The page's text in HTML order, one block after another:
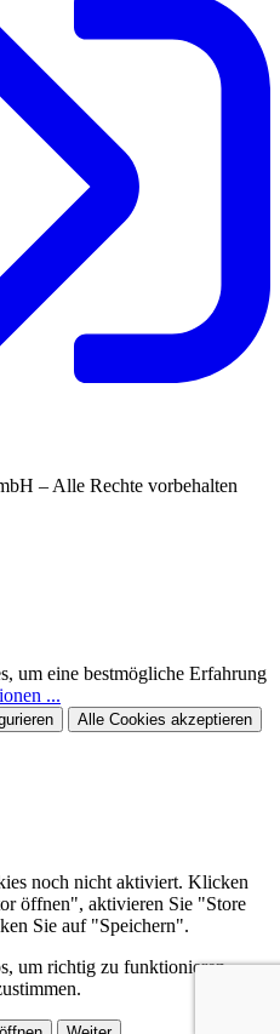
– Alle Rechte vorbehalten
um eine bestmögliche Erfahrung
...
Alle Cookies akzeptieren
noch nicht aktiviert. Klicken
öffnen", aktivieren Sie "Store
Sie auf "Speichern".
um richtig zu funktionieren.